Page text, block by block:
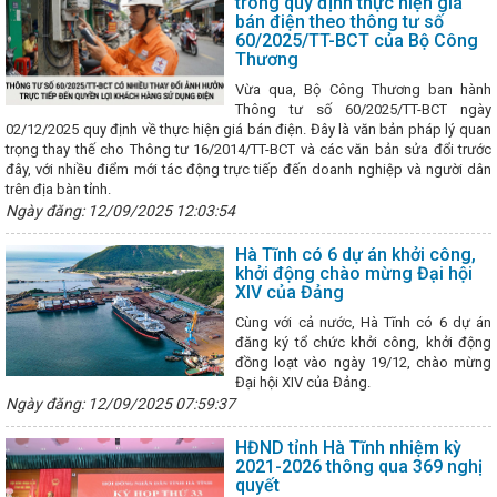
Châu Âu
Phó Giám đốc Sở Công Thương Hà Tĩnh: Hội chợ
mới
Công đoàn ngành Công Thương: Kiểm tra toàn diện tại các
thuộc
Trao 21 giải Cuộc thi trực tuyến tìm hiểu về chuyển đổi số
Nghị định của Chính phủ về phát triển và quản lý chợ có hiệu lực thi
Kết nối thị trường tiêu thụ cho sản phẩm OCOP Hà Tĩnh
CĐN
Công nhân năm 2023
Tăng cường kết nối cung cầu tiêu thụ
và Truyền hình Hà Tĩnh)
Khởi công 2 dự án năng lượng
núi Hà Tĩnh
Tập trung cao cho các nhiệm vụ phát triển kinh tế -
Tình hình thị trường cận kề Tết Nguyên đán Giáp Thìn 2024
hiện Nghị quyết Đại hội Đảng bộ Sở Công Thương lần thứ III, nhiệm
TIẾP NHẬN NGUYÊN TRẠNG CỤC QUẢN LÝ THỊ TRƯỜNG TỪ BỘ
LẠI THÀNH CHI CỤC QUẢN LÝ THỊ TRƯỜNG THUỘC SỞ CÔNG
giá tình hình sản xuất công nghiệp, đảm bảo hàng hóa Tết
xử phạt vi phạm hành chính trong lĩnh vực hóa chất và vật liệu nổ
tốt Cuộc vận động “Người Việt Nam ưu tiên dùng hàng Việt Nam”
đề quan trọng, dự thảo Chương trình hành động thực hiện Nghị
thứ XX
Đại hội Hội Hữu nghị Việt Nam-Thái Lan tỉnh Hà Tĩnh
Hội chợ Công thương vùng Bắc Trung bộ – Hà Tĩnh 2025 diễn
gia trưng bày, giới thiệu gần 50 sản phẩm đặc trưng, tiêu biểu tại
Khu vực miền Trung – Tây Nguyên tổ chức tại thành phố Đà Nẵng
Công ty TNHH Công nghệ bảo vệ môi trường Hồ Nam Tengchi
hơi chào mừng chào mừng Đại hội Công đoàn các cấp
Hội
triển năng lượng hydrogen của Việt Nam đến năm 2030, tầm
thư, Chủ tịch nước Tô Lâm gặp Tổng thống Hoa Kỳ Joe Biden
bán điện theo thông tư số
60/2025/TT-BCT của Bộ Công
Thương
Vừa qua, Bộ Công Thương ban hành
Thông tư số 60/2025/TT-BCT ngày
02/12/2025 quy định về thực hiện giá bán điện. Đây là văn bản pháp lý quan
trọng thay thế cho Thông tư 16/2014/TT-BCT và các văn bản sửa đổi trước
đây, với nhiều điểm mới tác động trực tiếp đến doanh nghiệp và người dân
trên địa bàn tỉnh.
Ngày đăng: 12/09/2025 12:03:54
Hà Tĩnh có 6 dự án khởi công,
khởi động chào mừng Đại hội
XIV của Đảng
Cùng với cả nước, Hà Tĩnh có 6 dự án
đăng ký tổ chức khởi công, khởi động
đồng loạt vào ngày 19/12, chào mừng
Đại hội XIV của Đảng.
Ngày đăng: 12/09/2025 07:59:37
HĐND tỉnh Hà Tĩnh nhiệm kỳ
2021-2026 thông qua 369 nghị
quyết